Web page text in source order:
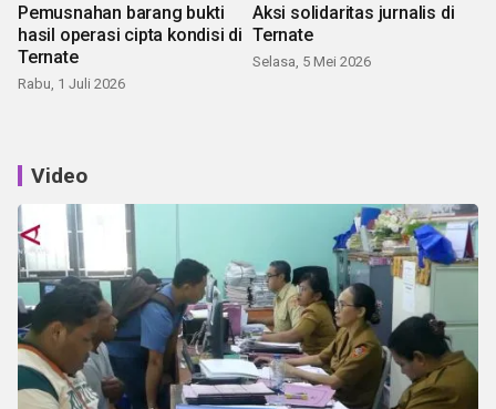
Pemusnahan barang bukti
hasil operasi cipta kondisi di
Ternate
Rabu, 1 Juli 2026
Aksi solidaritas jurnalis di
Ternate
Selasa, 5 Mei 2026
Video